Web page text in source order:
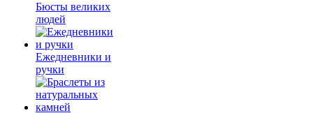
Бюсты великих
людей
Ежедневники и
ручки